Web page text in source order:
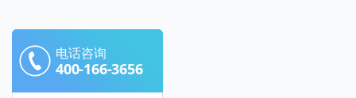
电话咨询
400-166-3656